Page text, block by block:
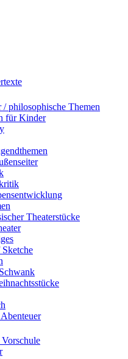
/ philosophische Themen
für Kinder
Theaterstücke